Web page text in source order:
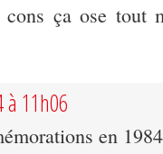
ça ose tout
11h06
en 1984